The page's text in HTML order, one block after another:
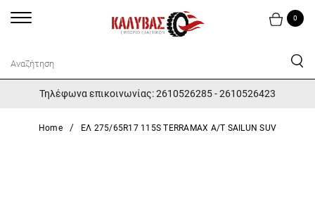
0
Τηλέφωνα επικοινωνίας: 2610526285 - 2610526423
Home ΕΛ 275/65R17 115S TERRAMAX A/T SAILUN SUV